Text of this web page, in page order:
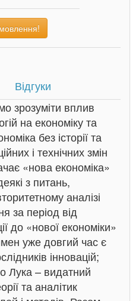
Відгуки
зрозуміти вплив
на економіку та
без історії та
і технічних змін
«нова економіка»
з питань,
аналізі
за період від
до «нової економіки»
уже довгий час є
інновацій;
Лука – видатний
та аналітик